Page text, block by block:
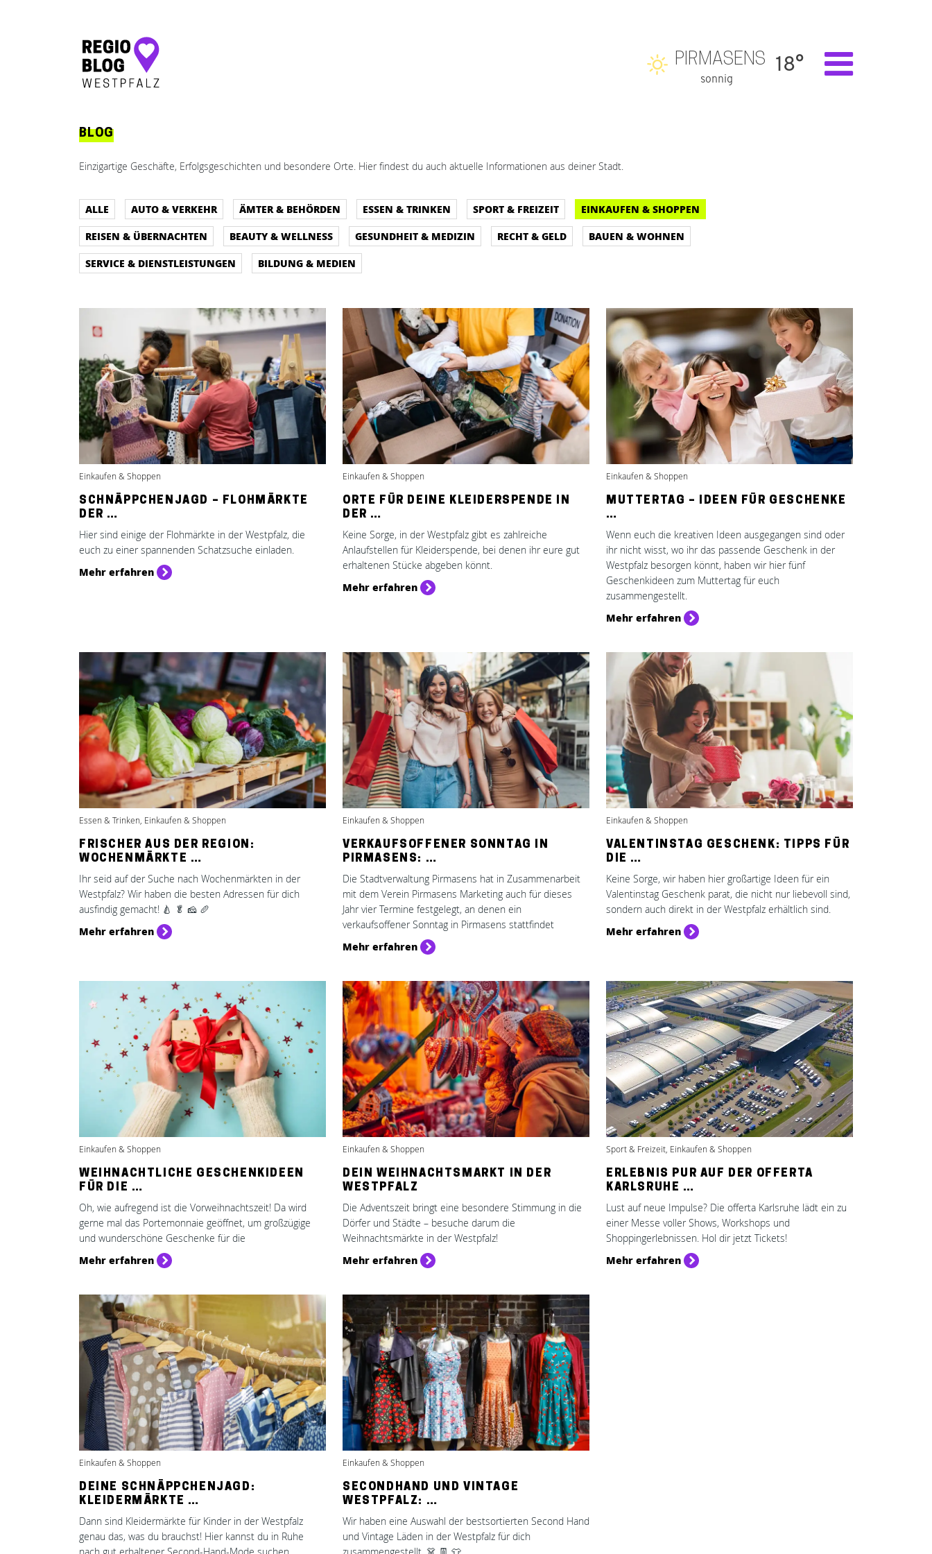
Hauptnavigation
PIRMASENS
sonnig
18°
BLOG
Einzigartige Geschäfte, Erfolgsgeschichten und besondere Orte. Hier findest du auch aktuelle Informationen aus deiner Stadt.
ALLE AUTO & VERKEHR ÄMTER & BEHÖRDEN ESSEN & TRINKEN SPORT & FREIZEIT
EINKAUFEN & SHOPPEN
REISEN & ÜBERNACHTEN
BEAUTY & WELLNESS GESUNDHEIT & MEDIZIN RECHT & GELD
BAUEN & WOHNEN
SERVICE & DIENSTLEISTUNGEN
BILDUNG & MEDIEN
Einkaufen & Shoppen
SCHNÄPPCHENJAGD – FLOHMÄRKTE
DER …
Hier sind einige der Flohmärkte in der Westpfalz, die
euch zu einer spannenden Schatzsuche einladen.
Mehr erfahren
Einkaufen & Shoppen
ORTE FÜR DEINE KLEIDERSPENDE IN
DER …
Keine Sorge, in der Westpfalz gibt es zahlreiche
Anlaufstellen für Kleiderspende, bei denen ihr eure gut
erhaltenen Stücke abgeben könnt.
Mehr erfahren
Einkaufen & Shoppen
MUTTERTAG – IDEEN FÜR GESCHENKE
…
Wenn euch die kreativen Ideen ausgegangen sind oder
ihr nicht wisst, wo ihr das passende Geschenk in der
Westpfalz besorgen könnt, haben wir hier fünf
Geschenkideen zum Muttertag für euch
zusammengestellt.
Mehr erfahren
Essen & Trinken, Einkaufen & Shoppen
FRISCHER AUS DER REGION:
WOCHENMÄRKTE …
Ihr seid auf der Suche nach Wochenmärkten in der
Westpfalz? Wir haben die besten Adressen für dich
ausfindig gemacht! 🍐 🥬 🧀 🥖
Mehr erfahren
Einkaufen & Shoppen
VERKAUFSOFFENER SONNTAG IN
PIRMASENS: …
Die Stadtverwaltung Pirmasens hat in Zusammenarbeit
mit dem Verein Pirmasens Marketing auch für dieses
Jahr vier Termine festgelegt, an denen ein
verkaufsoffener Sonntag in Pirmasens stattfindet
Mehr erfahren
Einkaufen & Shoppen
VALENTINSTAG GESCHENK: TIPPS FÜR
DIE …
Keine Sorge, wir haben hier großartige Ideen für ein
Valentinstag Geschenk parat, die nicht nur liebevoll sind,
sondern auch direkt in der Westpfalz erhältlich sind.
Mehr erfahren
Einkaufen & Shoppen
WEIHNACHTLICHE GESCHENKIDEEN
FÜR DIE …
Oh, wie aufregend ist die Vorweihnachtszeit! Da wird
gerne mal das Portemonnaie geöffnet, um großzügige
und wunderschöne Geschenke für die
Mehr erfahren
Einkaufen & Shoppen
DEIN WEIHNACHTSMARKT IN DER
WESTPFALZ
Die Adventszeit bringt eine besondere Stimmung in die
Dörfer und Städte – besuche darum die
Weihnachtsmärkte in der Westpfalz!
Mehr erfahren
Sport & Freizeit, Einkaufen & Shoppen
ERLEBNIS PUR AUF DER OFFERTA
KARLSRUHE …
Lust auf neue Impulse? Die offerta Karlsruhe lädt ein zu
einer Messe voller Shows, Workshops und
Shoppingerlebnissen. Hol dir jetzt Tickets!
Mehr erfahren
Einkaufen & Shoppen
DEINE SCHNÄPPCHENJAGD:
KLEIDERMÄRKTE …
Dann sind Kleidermärkte für Kinder in der Westpfalz
genau das, was du brauchst! Hier kannst du in Ruhe
Einkaufen & Shoppen
SECONDHAND UND VINTAGE
WESTPFALZ: …
Wir haben eine Auswahl der bestsortierten Second Hand
und Vintage Läden in der Westpfalz für dich